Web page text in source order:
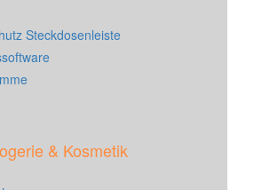
Steckdosenleiste
& Kosmetik